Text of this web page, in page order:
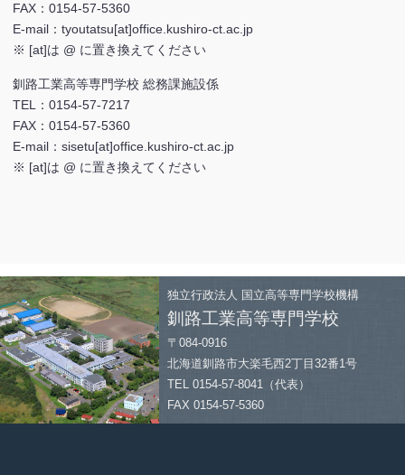
FAX：0154-57-5360
E-mail：tyoutatsu[at]office.kushiro-ct.ac.jp
※ [at]は @ に置き換えてください
釧路工業高等専門学校 総務課施設係
TEL：0154-57-7217
FAX：0154-57-5360
E-mail：sisetu[at]office.kushiro-ct.ac.jp
※ [at]は @ に置き換えてください
独立行政法人 国立高等専門学校機構
釧路工業高等専門学校
〒084-0916
北海道釧路市大楽毛西2丁目32番1号
TEL 0154-57-8041（代表）
FAX 0154-57-5360